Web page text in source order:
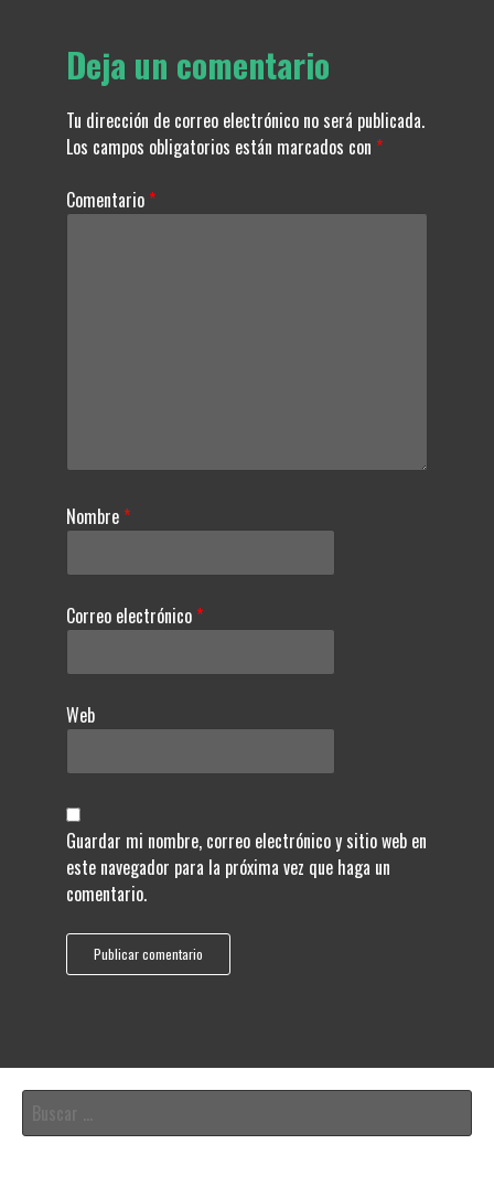
Deja un comentario
Tu dirección de correo electrónico no será publicada.
Los campos obligatorios están marcados con *
Comentario *
Nombre *
Correo electrónico *
Web
Guardar mi nombre, correo electrónico y sitio web en
este navegador para la próxima vez que haga un
comentario.